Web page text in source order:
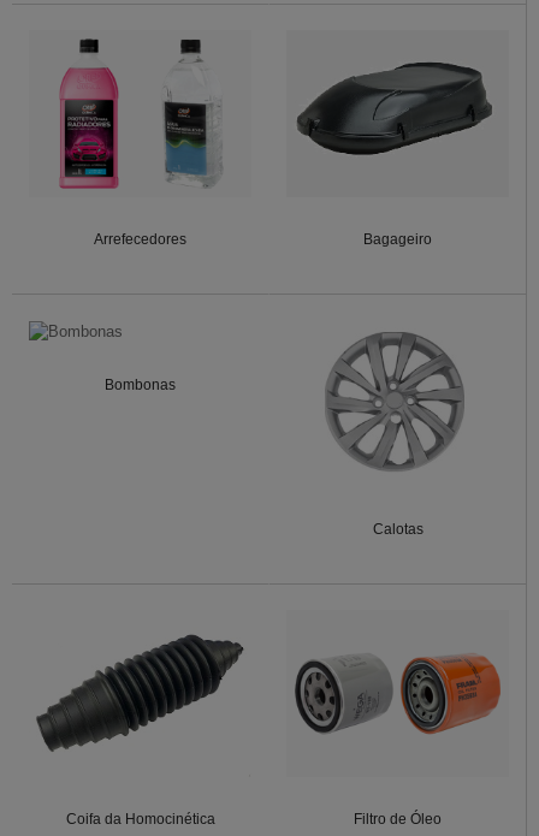
Arrefecedores Bagageiro
Bombonas
Calotas
Coifa da Homocinética Filtro de Óleo